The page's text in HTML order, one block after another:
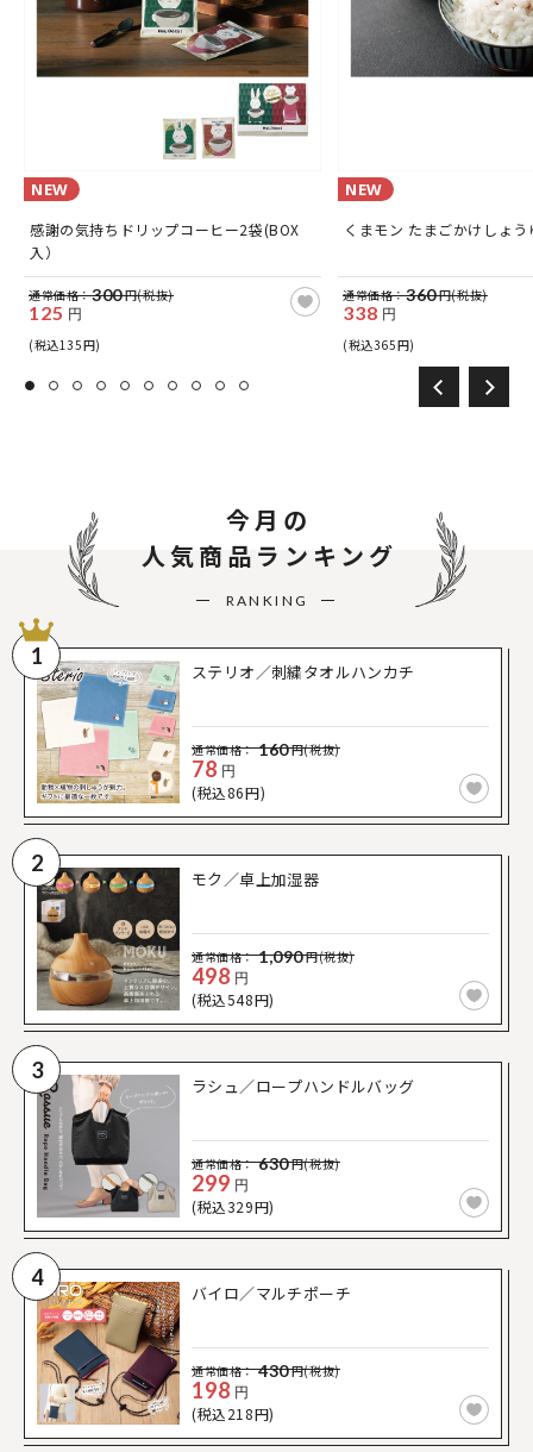
NEW
感謝の気持ちドリップコーヒー2袋(BOX
入）
通常価格：300円(税抜)
125 円
(税込135円)
NEW
くまモン たまごかけしょ
通常価格：360円(税抜)
338 円
(税込365円)
今月の
人気商品ランキング
RANKING
1
ステリオ／刺繍タオルハンカチ
通常価格： 160円(税抜)
78 円
(税込86円)
2
モク／卓上加湿器
通常価格： 1,090円(税抜)
498 円
(税込548円)
3
ラシュ／ロープハンドルバッグ
通常価格： 630円(税抜)
299 円
(税込329円)
4
バイロ／マルチポーチ
通常価格： 430円(税抜)
198 円
(税込218円)